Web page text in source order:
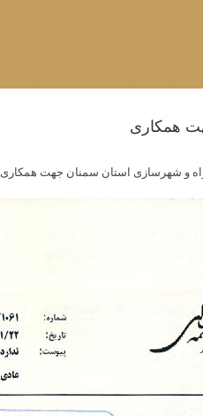
همکاری
راه و شهرسازی استان سمنان جهت همکاری